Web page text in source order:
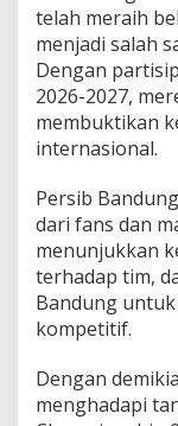
telah meraih
menjadi salah
Dengan
2026-2027,
membuktikan
internasional.
Persib
dari fans dan
menunjukkan
terhadap tim,
Bandung
kompetitif.
Dengan
menghadapi